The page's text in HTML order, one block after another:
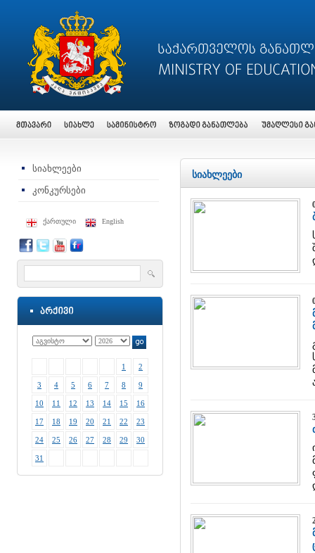
სიახლეები
კონკურსები
ქართული English
1 2
3 4 5 6 7 8 9
10 11 12 13 14 15 16
17 18 19 20 21 22 23
24 25 26 27 28 29 30
31
სიახლეები